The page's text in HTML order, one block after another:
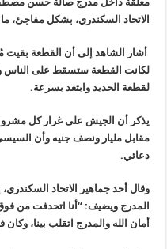
الاتحاد السكندري، بشكل مفاجئ،
لكانت القطعة ستسقط على الناس
لقطعة الحديد وابتعد بسرعة.
يذكر أن الجيش على غرار كل
مقابل مليار ونصف جنيه وأن
دعائي.
وقال أحد جماهير الاتحاد
المدرج ويضيف: “أنا اتحدفت من
أمان الله والمدرج اتقلب بينا،